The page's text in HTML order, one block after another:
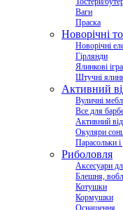
Ваги
Праска
Новорічні
Новорічні
Гірлянди
Ялинкові
Штучні
Активний
Вуличні
Все для
Активний
Окуляри
Парасольки
Риболовля
Аксесуари
Блешня,
Котушки
Кормушки
Оснащення